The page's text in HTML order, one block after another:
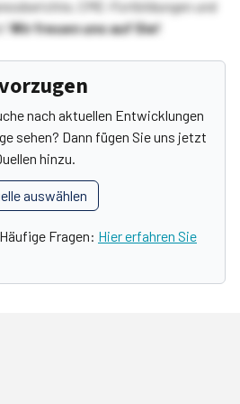
CME-Fortbildungen und
Wir freuen uns auf Sie!
nach aktuellen Entwicklungen
sehen? Dann fügen Sie uns jetzt
hinzu.
auswählen
Fragen: Hier erfahren Sie